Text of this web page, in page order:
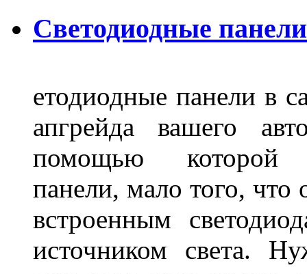
Светодиодные
етодиодные панели в
апгрейда вашего
помощью
панели, мало того, что
встроенным
источником света.